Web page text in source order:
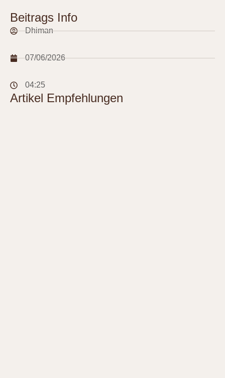
Beitrags Info
Dhiman
07/06/2026
04:25
Artikel Empfehlungen